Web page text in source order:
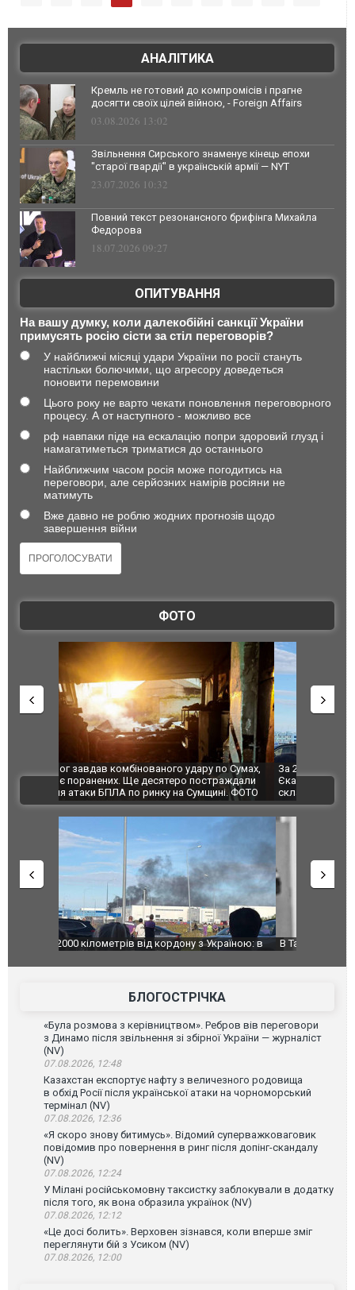
АНАЛІТИКА
Кремль не готовий до компромісів і прагне
досягти своїх цілей війною, - Foreign Affairs
03.08.2026 13:02
Звільнення Сирського знаменує кінець епохи
"старої гвардії" в українській армії — NYT
23.07.2026 10:32
Повний текст резонансного брифінга Михайла
Федорова
18.07.2026 09:27
ОПИТУВАННЯ
На вашу думку, коли далекобійні санкції України
примусять росію сісти за стіл переговорів?
У найближчі місяці удари України по росії стануть
настільки болючими, що агресору доведеться
поновити перемовини
Цього року не варто чекати поновлення переговорного
процесу. А от наступного - можливо все
рф навпаки піде на ескалацію попри здоровий глузд і
намагатиметься триматися до останнього
Найближчим часом росія може погодитись на
переговори, але серйозних намірів росіяни не
матимуть
Вже давно не роблю жодних прогнозів щодо
завершення війни
ФОТО
За 2000 кілометрів від кордону з Україною: в
Єкатеринбурзі після атаки дронів загорівся
склад Wildberries. ФОТО. ВІДЕО
"Мої
ВІДЕО
В Таїланді футболіст загинув від удару
постраждали. ВІДЕО
БЛОГОСТРІЧКА
«Була розмова з керівництвом». Ребров вів переговори
з Динамо після звільнення зі збірної України — журналіст
(NV)
07.08.2026, 12:48
Казахстан експортує нафту з величезного родовища
в обхід Росії після української атаки на чорноморський
термінал (NV)
07.08.2026, 12:36
«Я скоро знову битимусь». Відомий суперважковаговик
повідомив про повернення в ринг після допінг-скандалу
(NV)
07.08.2026, 12:24
У Мілані російськомовну таксистку заблокували в додатку
після того, як вона образила українок (NV)
07.08.2026, 12:12
«Це досі болить». Верховен зізнався, коли вперше зміг
переглянути бій з Усиком (NV)
07.08.2026, 12:00